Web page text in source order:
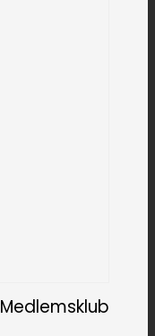
Medlemsklub